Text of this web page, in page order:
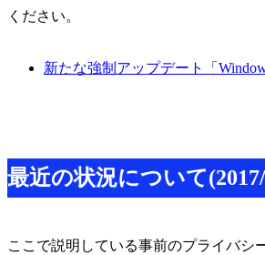
ください。
新たな強制アップデート「
最近の状況について
ここで説明している事前のプライバシ